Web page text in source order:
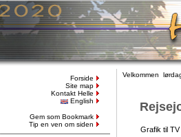
Forside
Site map
Kontakt Helle
English
Gem som Bookmark
Tip en ven om siden
Velkommen
Grafik til